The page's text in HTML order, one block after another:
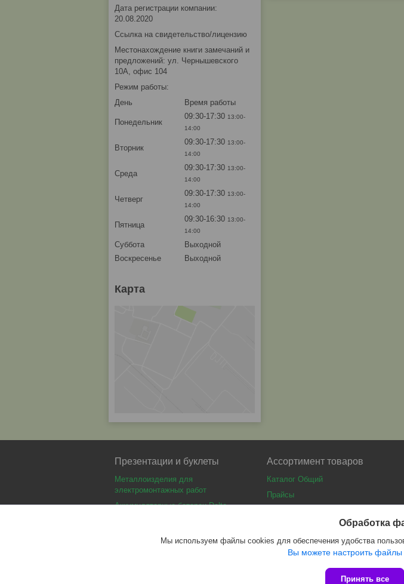
Дата регистрации компании:
20.08.2020
Ссылка на свидетельство/лицензию
Местонахождение книги замечаний и
предложений: ул. Чернышевского
10А, офис 104
Режим работы:
День
Время работы
Понедельник
09:30-17:30 13:00-
14:00
Вторник
09:30-17:30 13:00-
14:00
Среда
09:30-17:30 13:00-
14:00
Четверг
09:30-17:30 13:00-
14:00
Пятница
09:30-16:30 13:00-
14:00
Суббота
Выходной
Воскресенье
Выходной
Карта
Презентации и буклеты
Металлоизделия для
электромонтажных работ
Аккумуляторные батареи Delta
Аккумуляторные батареи Security
Ассортимент товаров
Каталог Общий
Прайсы
Сайт создан на
Обработка
Мы используем файлы cookies для обеспечения удобства
Вы можете настроить файлы
Принять все